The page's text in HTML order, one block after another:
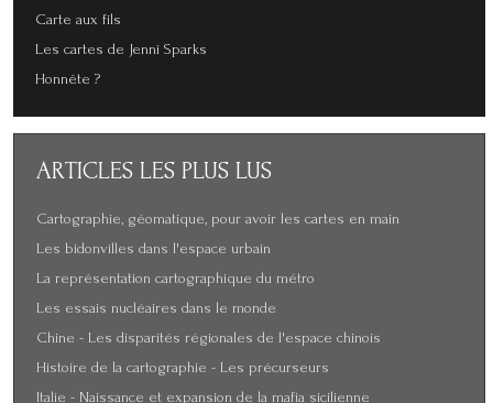
Carte aux fils
Les cartes de Jenni Sparks
Honnête ?
ARTICLES LES PLUS LUS
Cartographie, géomatique, pour avoir les cartes en main
Les bidonvilles dans l'espace urbain
La représentation cartographique du métro
Les essais nucléaires dans le monde
Chine - Les disparités régionales de l'espace chinois
Histoire de la cartographie - Les précurseurs
Italie - Naissance et expansion de la mafia sicilienne